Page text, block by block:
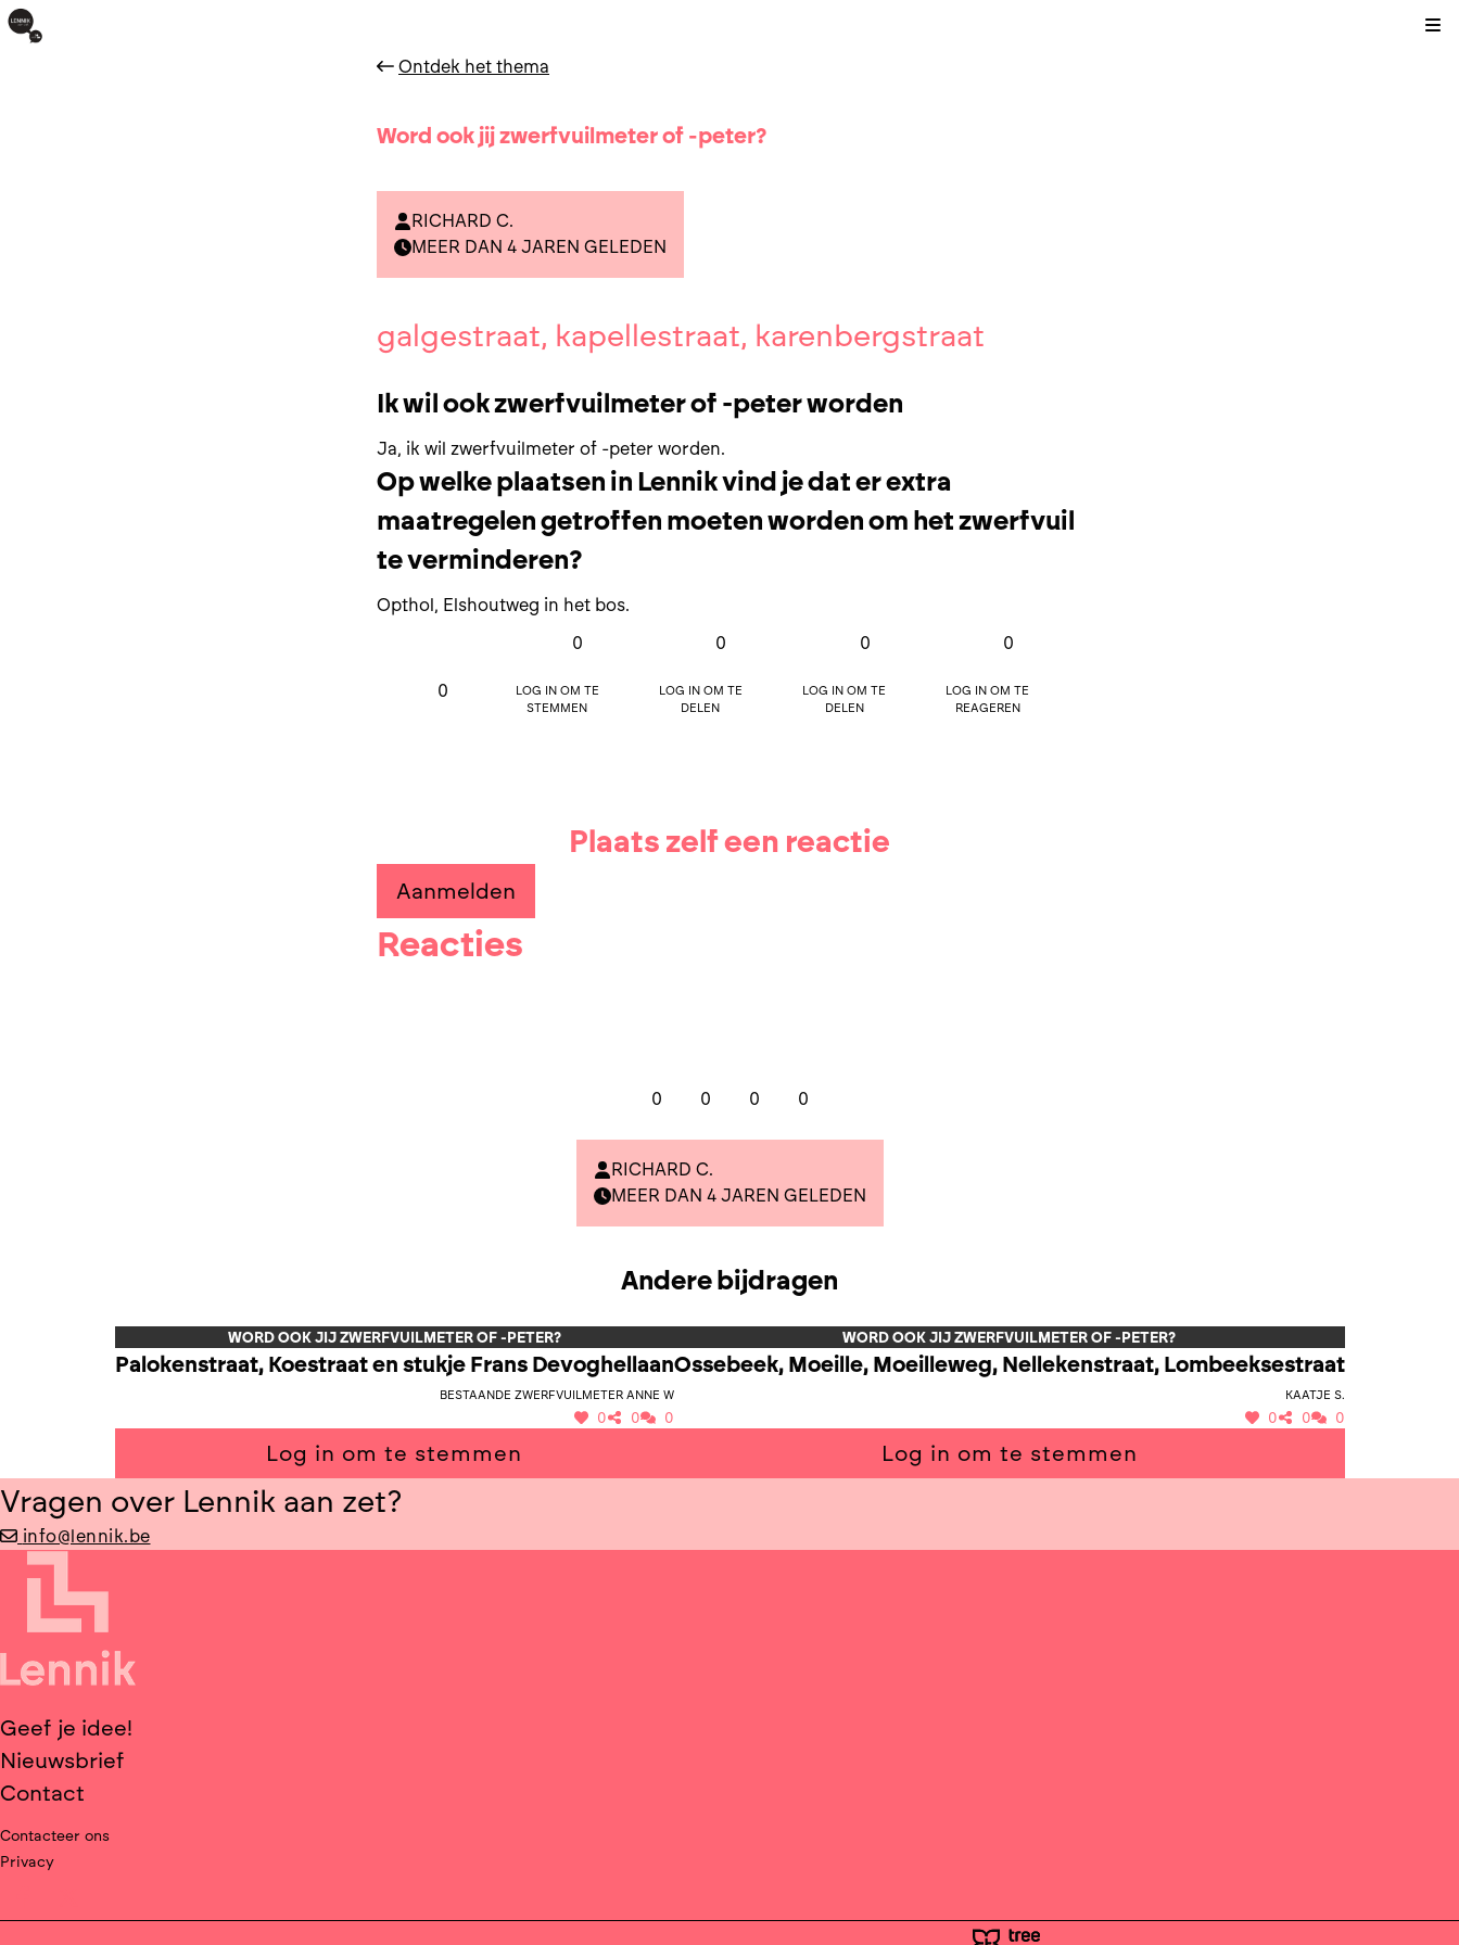
Ontdek het thema
Word ook jij zwerfvuilmeter of -peter?
RICHARD C.
MEER DAN 4 JAREN GELEDEN
galgestraat, kapellestraat, karenbergstraat
Ik wil ook zwerfvuilmeter of -peter worden
Ja, ik wil zwerfvuilmeter of -peter worden.
Op welke plaatsen in Lennik vind je dat er extra
maatregelen getroffen moeten worden om het zwerfvuil
te verminderen?
Opthol, Elshoutweg in het bos.
0
0
Log in om te
stemmen
0
Log in om te
delen
0
Log in om te
delen
0
Log in om te
reageren
Plaats zelf een reactie
Aanmelden
Reacties
0 0 0 0
RICHARD C.
MEER DAN 4 JAREN GELEDEN
Andere bijdragen
WORD OOK JIJ ZWERFVUILMETER OF -PETER?
Palokenstraat, Koestraat en stukje Frans Devoghellaan
Bestaande zwerfvuilmeter Anne W
0 0 0
Log in om te stemmen
WORD OOK JIJ ZWERFVUILMETER OF -PETER?
Ossebeek, Moeille, Moeilleweg, Nellekenstraat, Lombeeksestraat
Kaatje S.
0 0 0
Log in om te stemmen
Vragen over Lennik aan zet?
info@lennik.be
Geef je idee!
Nieuwsbrief
Contact
Contacteer ons
Privacy
Deel op facebook
Deel op X